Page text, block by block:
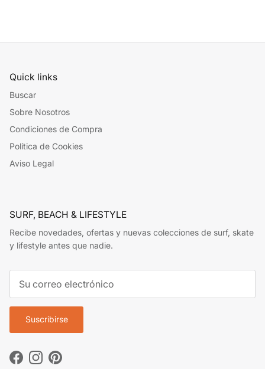
Quick links
Buscar
Sobre Nosotros
Condiciones de Compra
Política de Cookies
Aviso Legal
SURF, BEACH & LIFESTYLE
Recibe novedades, ofertas y nuevas colecciones de surf, skate
y lifestyle antes que nadie.
Suscribirse
Facebook
InstagramPinterest